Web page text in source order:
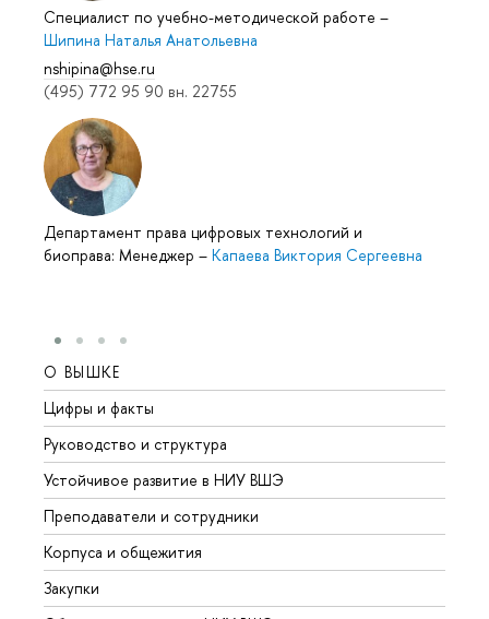
Специалист по учебно-методической работе –
Шипина Наталья Анатольевна
nshipina@hse.ru
(495) 772 95 90 вн. 22755
Департамент права цифровых технологий и
биоправа: Менеджер – Капаева Виктория Сергеевна
О ВЫШКЕ
Цифры и факты
Руководство и структура
Устойчивое развитие в НИУ ВШЭ
Преподаватели и сотрудники
Корпуса и общежития
Закупки